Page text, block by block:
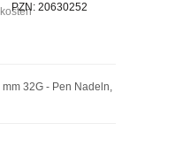
PZN: 20630252
mm 32G - Pen Nadeln,